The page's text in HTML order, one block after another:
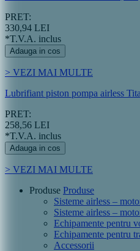
PRET:
330,94 LEI
*T.V.A. inclus
Adauga in cos
> VEZI MAI MULTE
Lubrifiant piston pompa airless
PRET:
258,56 LEI
*T.V.A. inclus
Adauga in cos
> VEZI MAI MULTE
Produse Produse
Sisteme airless –
Sisteme airless –
Echipamente pentru
Echipamente pentru
Accessorii